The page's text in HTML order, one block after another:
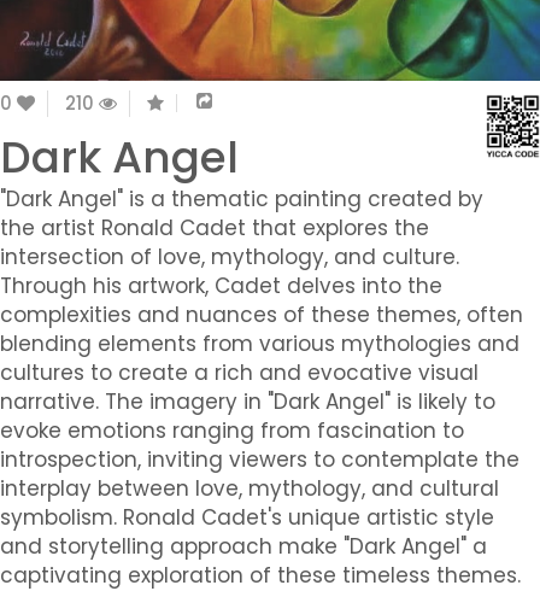
0 210
Dark Angel
"Dark Angel" is a thematic painting created by
the artist Ronald Cadet that explores the
intersection of love, mythology, and culture.
Through his artwork, Cadet delves into the
complexities and nuances of these themes, often
blending elements from various mythologies and
cultures to create a rich and evocative visual
narrative. The imagery in "Dark Angel" is likely to
evoke emotions ranging from fascination to
introspection, inviting viewers to contemplate the
interplay between love, mythology, and cultural
symbolism. Ronald Cadet's unique artistic style
and storytelling approach make "Dark Angel" a
captivating exploration of these timeless themes.